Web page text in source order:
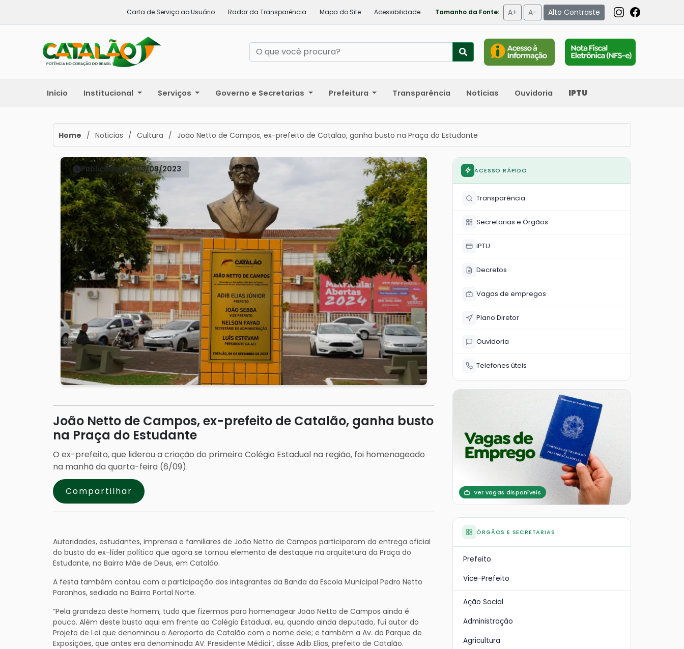
Carta de Serviço ao Usuário Radar da Transparência Mapa do Site Acessibilidade Tamanho da Fonte: A+ A- Alto Contraste
Início Institucional Serviços Governo e Secretarias Prefeitura Transparência Notícias Ouvidoria IPTU
Home / Noticias / Cultura / João Netto de Campos, ex-prefeito de Catalão, ganha busto na Praça do Estudante
Publicado em: 08/09/2023
João Netto de Campos, ex-prefeito de Catalão, ganha busto
na Praça do Estudante
O ex-prefeito, que liderou a criação do primeiro Colégio Estadual na região, foi homenageado
na manhã da quarta-feira (6/09).
Compartilhar
Autoridades, estudantes, imprensa e familiares de João Netto de Campos participaram da entrega oficial
do busto do ex-líder político que agora se tornou elemento de destaque na arquitetura da Praça do
Estudante, no Bairro Mãe de Deus, em Catalão.
A festa também contou com a participação dos integrantes da Banda da Escola Municipal Pedro Netto
Paranhos, sediada no Bairro Portal Norte.
“Pela grandeza deste homem, tudo que fizermos para homenagear João Netto de Campos ainda é
pouco. Além deste busto aqui em frente ao Colégio Estadual, eu, quando ainda deputado, fui autor do
Projeto de Lei que denominou o Aeroporto de Catalão com o nome dele; e também a Av. do Parque de
Exposições, que antes era denominada AV. Presidente Médici”, disse Adib Elias, prefeito de Catalão.
ACESSO RÁPIDO
Transparência
Secretarias e Órgãos
IPTU
Decretos
Vagas de empregos
Plano Diretor
Ouvidoria
Telefones úteis
Ver vagas disponíveis
ÓRGÃOS E SECRETARIAS
Prefeito
Vice-Prefeito
Ação Social
Administração
Agricultura